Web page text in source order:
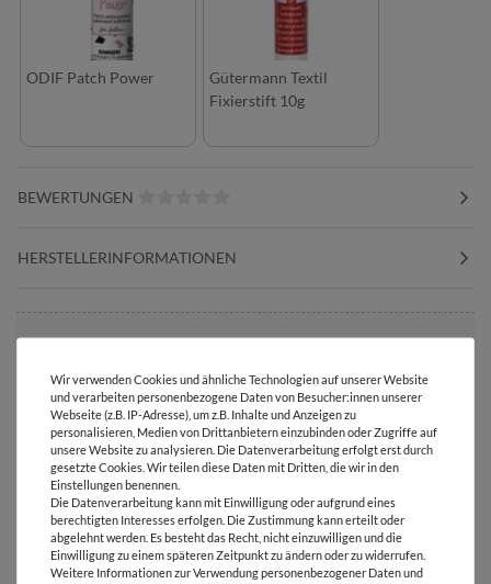
ODIF Patch Power
Gütermann Textil
Fixierstift 10g
BEWERTUNGEN
HERSTELLERINFORMATIONEN
Versandkostenfrei ab 60 € -
Lieferung mit DHL
E-Mail Kundenservice
Antwort in 24h
Über 98% positive
Bewertungen
Über 110 Gratis
Wir verwenden Cookies und ähnliche Technologien auf unserer Website
und verarbeiten personenbezogene Daten von Besucher:innen unserer
Webseite (z.B. IP-Adresse), um z.B. Inhalte und Anzeigen zu
personalisieren, Medien von Drittanbietern einzubinden oder Zugriffe auf
unsere Website zu analysieren. Die Datenverarbeitung erfolgt erst durch
gesetzte Cookies. Wir teilen diese Daten mit Dritten, die wir in den
Einstellungen benennen.
Die Datenverarbeitung kann mit Einwilligung oder aufgrund eines
berechtigten Interesses erfolgen. Die Zustimmung kann erteilt oder
abgelehnt werden. Es besteht das Recht, nicht einzuwilligen und die
Einwilligung zu einem späteren Zeitpunkt zu ändern oder zu widerrufen.
Weitere Informationen zur Verwendung personenbezogener Daten und